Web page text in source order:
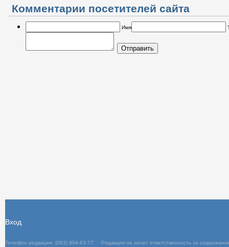
Комментарии посетителей сайта
Имя
Отправить
Телефон редакции: (063) 994-63-77